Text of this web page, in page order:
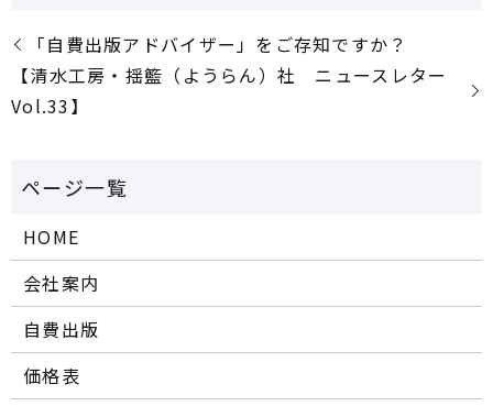
「自費出版アドバイザー」をご存知ですか？
【清水工房・揺籃（ようらん）社 ニュースレター
Vol.33】
HOME
会社案内
自費出版
価格表